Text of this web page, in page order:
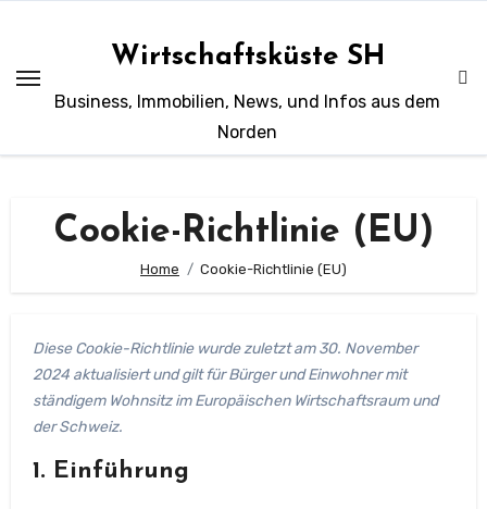
springen
Wirtschaftsküste SH
Business, Immobilien, News, und Infos aus dem
Norden
Cookie-Richtlinie (EU)
Home Cookie-Richtlinie (EU)
Diese Cookie-Richtlinie wurde zuletzt am 30. November
2024 aktualisiert und gilt für Bürger und Einwohner mit
ständigem Wohnsitz im Europäischen Wirtschaftsraum und
der Schweiz.
1. Einführung